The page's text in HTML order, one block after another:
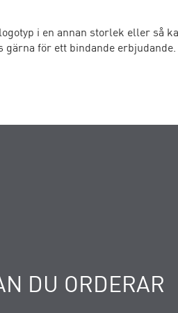
i en annan storlek eller så
för ett bindande erbjudande.
DU ORDERAR